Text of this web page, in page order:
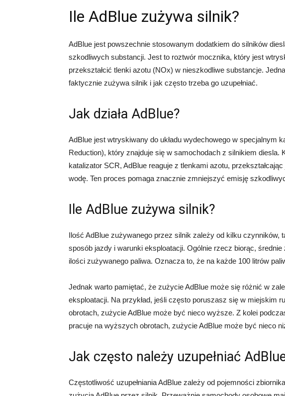
Ile AdBlue zużywa silnik?
AdBlue jest powszechnie stosowanym dodatkiem do silników
szkodliwych substancji. Jest to roztwór mocznika, który jest
przekształcić tlenki azotu (NOx) w nieszkodliwe substancje.
faktycznie zużywa silnik i jak często trzeba go uzupełniać.
Jak działa AdBlue?
AdBlue jest wtryskiwany do układu wydechowego w specjalnym
Reduction), który znajduje się w samochodach z silnikiem diesla.
katalizator SCR, AdBlue reaguje z tlenkami azotu,
wodę. Ten proces pomaga znacznie zmniejszyć emisję
Ile AdBlue zużywa silnik?
Ilość AdBlue zużywanego przez silnik zależy od kilku czynników,
sposób jazdy i warunki eksploatacji. Ogólnie rzecz biorąc, średnie
ilości zużywanego paliwa. Oznacza to, że na każde 100 litrów
Jednak warto pamiętać, że zużycie AdBlue może się różnić w
eksploatacji. Na przykład, jeśli często poruszasz się w miejskim
obrotach, zużycie AdBlue może być nieco wyższe. Z kolei
pracuje na wyższych obrotach, zużycie AdBlue może być nieco
Jak często należy uzupełniać
Częstotliwość uzupełniania AdBlue zależy od pojemności